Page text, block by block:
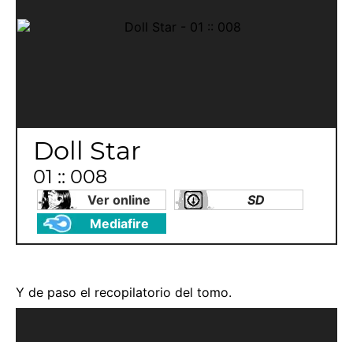
Doll Star
01 :: 008
Ver online
SD
Mediafire
Y de paso el recopilatorio del tomo.